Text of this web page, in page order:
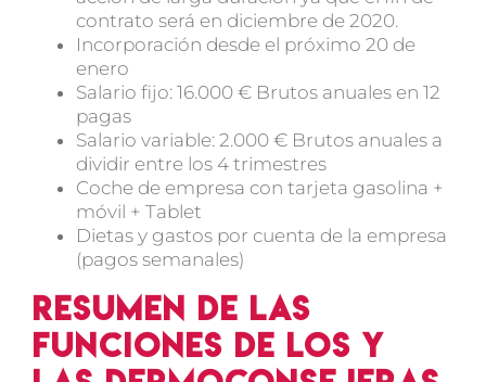
contrato será en diciembre de 2020.
Incorporación desde el próximo 20 de
enero
Salario fijo: 16.000 € Brutos anuales en 12
pagas
Salario variable: 2.000 € Brutos anuales a
dividir entre los 4 trimestres
Coche de empresa con tarjeta gasolina +
móvil + Tablet
Dietas y gastos por cuenta de la empresa
(pagos semanales)
Resumen de las
funciones de los y